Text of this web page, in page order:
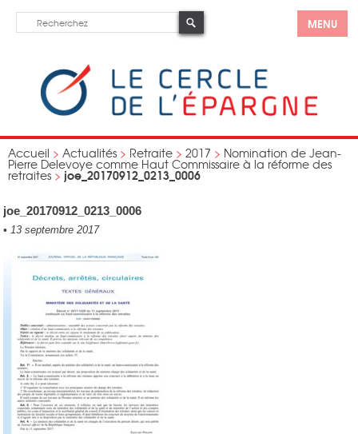
MENU
Accueil > Actualités > Retraite > 2017 > Nomination de Jean-
Pierre Delevoye comme Haut Commissaire à la réforme des
retraites > joe_20170912_0213_0006
joe_20170912_0213_0006
• 13 septembre 2017